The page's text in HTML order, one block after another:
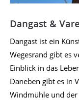
Dangast &
Dangast ist ein
Wegesrand gibt es
Einblick in das
Daneben gibt es in
Windmühle und